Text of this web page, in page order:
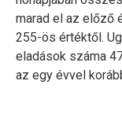
marad el az előző
255-ös értéktől.
eladások száma
az egy évvel